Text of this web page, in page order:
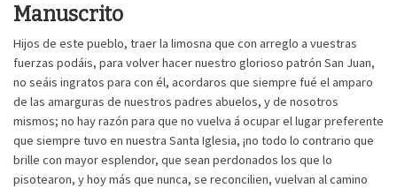
Manuscrito
Hijos de este pueblo, traer la limosna que con arreglo a vuestras
fuerzas podáis, para volver hacer nuestro glorioso patrón San Juan,
no seáis ingratos para con él, acordaros que siempre fué el amparo
de las amarguras de nuestros padres abuelos, y de nosotros
mismos; no hay razón para que no vuelva á ocupar el lugar preferente
que siempre tuvo en nuestra Santa Iglesia, ¡no todo lo contrario que
brille con mayor esplendor, que sean perdonados los que lo
pisotearon, y hoy más que nunca, se reconcilien, vuelvan al camino